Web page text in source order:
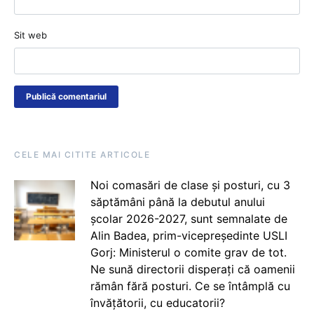
Sit web
CELE MAI CITITE ARTICOLE
Noi comasări de clase și posturi, cu 3
săptămâni până la debutul anului
școlar 2026-2027, sunt semnalate de
Alin Badea, prim-vicepreședinte USLI
Gorj: Ministerul o comite grav de tot.
Ne sună directorii disperați că oamenii
rămân fără posturi. Ce se întâmplă cu
învățătorii, cu educatorii?